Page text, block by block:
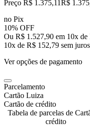
Preço R$ 1.375,11R$ 1.375
no Pix
10% OFF
Ou R$ 1.527,90 em 10x de
10x de R$ 152,79 sem juros
Ver opções de pagamento
Parcelamento
Cartão Luiza
Cartão de crédito
Tabela de parcelas de
crédito